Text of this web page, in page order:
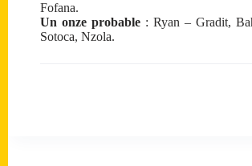
Fofana.
Un onze probable: Ryan – Gradit,
Sotoca, Nzola.